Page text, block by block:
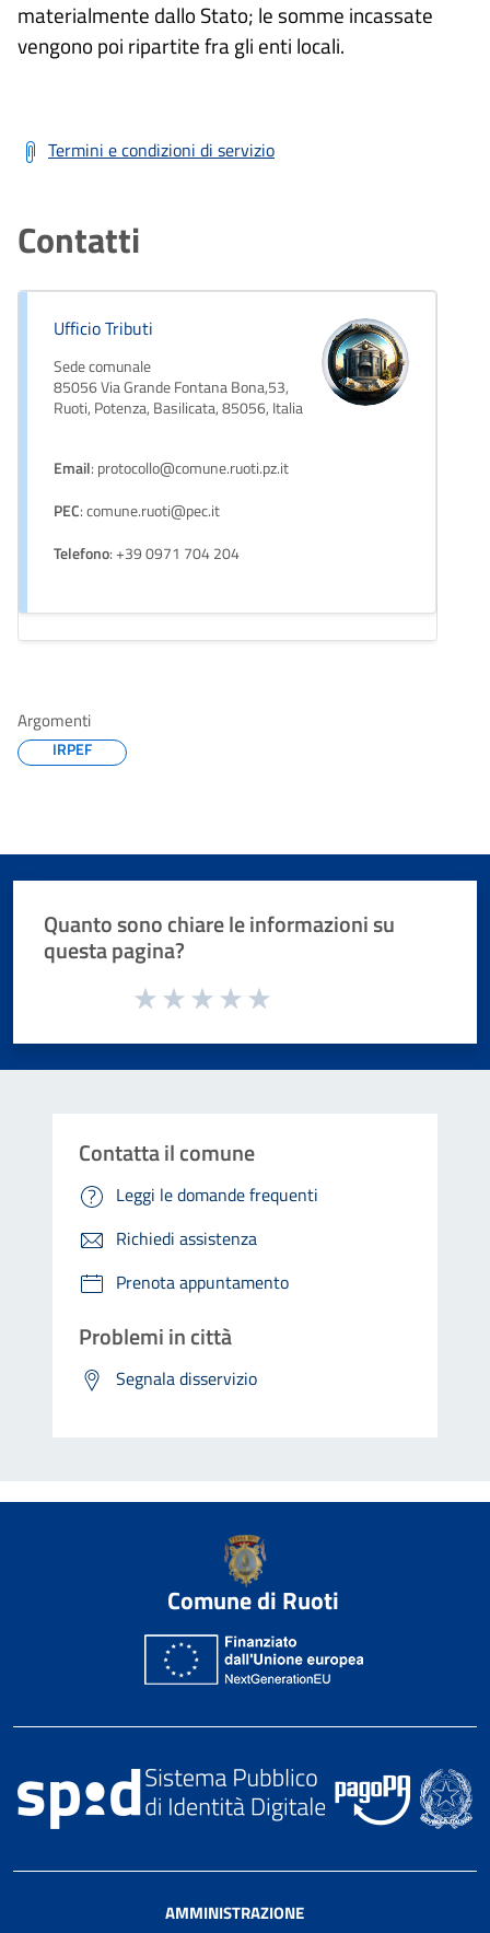
materialmente dallo Stato; le somme incassate
vengono poi ripartite fra gli enti locali.
Termini e condizioni di servizio
Contatti
Ufficio Tributi
Sede comunale
85056 Via Grande Fontana Bona,53,
Ruoti, Potenza, Basilicata, 85056, Italia
Email: protocollo@comune.ruoti.pz.it
PEC: comune.ruoti@pec.it
Telefono: +39 0971 704 204
Argomenti
IRPEF
Quanto sono chiare le informazioni su
questa pagina?
Valuta da 1 a 5 stelle la pagina
Contatta il comune
Leggi le domande frequenti
Richiedi assistenza
Prenota appuntamento
Problemi in città
Segnala disservizio
Comune di Ruoti
AMMINISTRAZIONE